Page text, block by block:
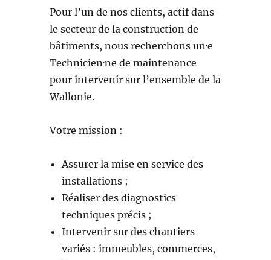
Pour l’un de nos clients, actif dans
le secteur de la construction de
bâtiments, nous recherchons un·e
Technicien·ne de maintenance
pour intervenir sur l’ensemble de la
Wallonie.
Votre mission :
Assurer la mise en service des
installations ;
Réaliser des diagnostics
techniques précis ;
Intervenir sur des chantiers
variés : immeubles, commerces,